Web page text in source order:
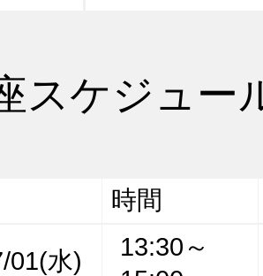
スケジュー
時間
01(水)
13:30～